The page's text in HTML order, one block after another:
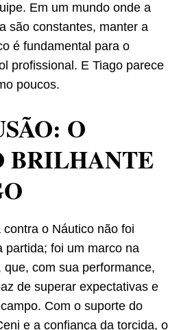
Em um mundo onde a
são constantes, manter a
é fundamental para o
profissional. E Tiago parece
poucos.
O
BRILHANTE
o Náutico não foi
partida; foi um marco na
que, com sua performance,
de superar expectativas e
Com o suporte do
e a confiança da torcida, o